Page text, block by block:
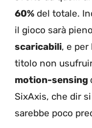
60% del totale.
il gioco sarà
scaricabili, e per
titolo non
motion-sensing
SixAxis, che dir
sarebbe poco